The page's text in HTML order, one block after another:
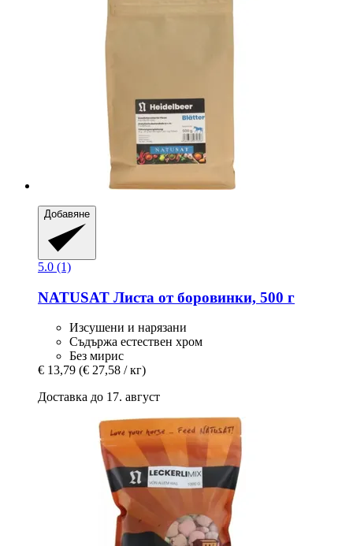
Добавяне
5.0 (1)
NATUSAT Листа от боровинки, 500 г
Изсушени и нарязани
Съдържа естествен хром
Без мирис
€ 13,79 (€ 27,58 / кг)
Доставка до 17. август